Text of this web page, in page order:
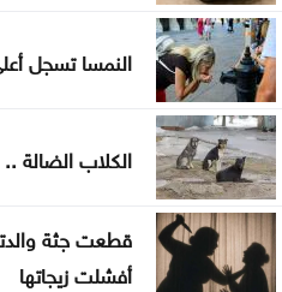
.. ماذا عن الأردن؟
النمسا تسجل
الكلاب الضالة
قطعت جثة
أفشلت زيجاتها